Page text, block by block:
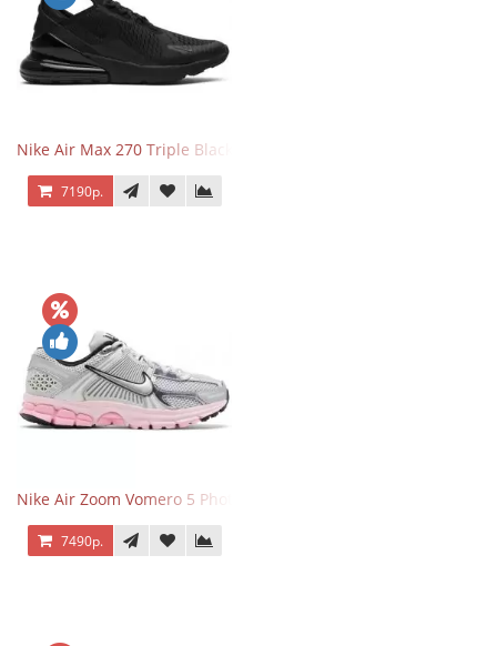
Nike Air Max 270 Triple Black
7190р.
Nike Air Zoom Vomero 5 Photon Dust Pink Foam
7490р.